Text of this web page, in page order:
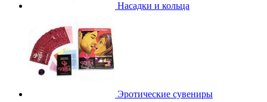
Насадки и кольца
Эротические сувениры